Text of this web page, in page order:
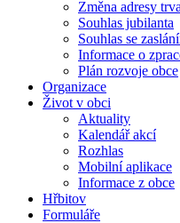
Změna adresy
Souhlas jubilanta
Souhlas se
Informace o
Plán rozvoje obce
Organizace
Život v obci
Aktuality
Kalendář akcí
Rozhlas
Mobilní aplikace
Informace z obce
Hřbitov
Formuláře